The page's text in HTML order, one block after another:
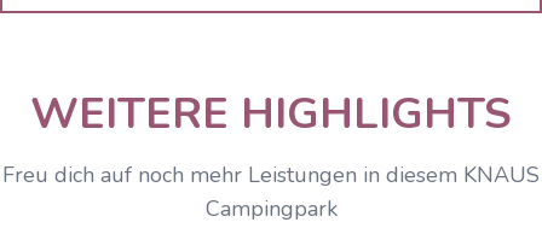
WEITERE HIGHLIGHTS
Freu dich auf noch mehr Leistungen in diesem KNAUS
Campingpark